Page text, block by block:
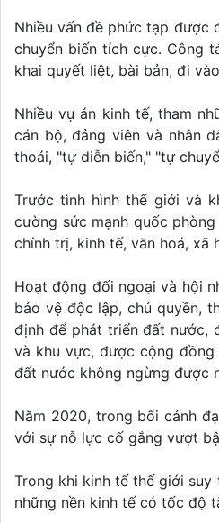
Nhiều vấn đề phức tạp được
chuyển biến tích cực. Công
khai quyết liệt, bài bản, đi
Nhiều vụ án kinh tế, tham
cán bộ, đảng viên và nhân
thoái, "tự diễn biến," "tự
Trước tình hình thế giới và
cường sức mạnh quốc
chính trị, kinh tế, văn hoá,
Hoạt động đối ngoại và hội
bảo vệ độc lập, chủ quyền,
định để phát triển đất nước,
và khu vực, được cộng
đất nước không ngừng được
Năm 2020, trong bối cảnh
với sự nỗ lực cố gắng vượt
Trong khi kinh tế thế giới
những nền kinh tế có tốc độ